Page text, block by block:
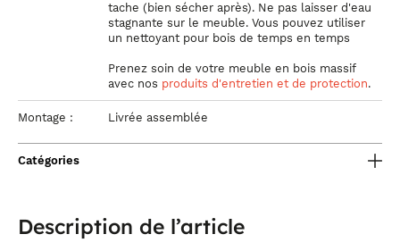
tache (bien sécher après). Ne pas laisser d'eau
stagnante sur le meuble. Vous pouvez utiliser
un nettoyant pour bois de temps en temps
Prenez soin de votre meuble en bois massif
avec nos produits d'entretien et de protection.
Montage : Livrée assemblée
Catégories
Description de l’article